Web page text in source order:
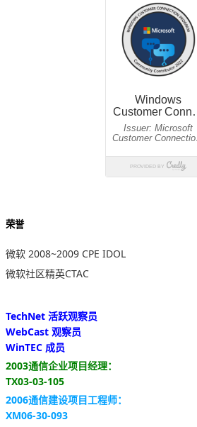
荣誉
微软 2008~2009 CPE IDOL
微软社区精英CTAC
TechNet 活跃观察员
WebCast 观察员
WinTEC 成员
2003通信企业项目经理：
TX03-03-105
2006通信建设项目工程师：
XM06-30-093